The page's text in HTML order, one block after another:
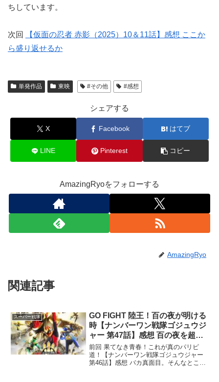
ちしています。
次回
【仮面の忍者 赤影（2025）10＆11話】感想 ここか
ら盛り返せるか
単発作品 東映 #その他 #感想
シェアする
X Facebook はてブ
LINE Pinterest コピー
AmazingRyoをフォローする
AmazingRyo
関連記事
スーパー戦隊
GO FIGHT 陸王！百の夜が明ける
時【ナンバーワン戦隊ゴジュウジ
ャー 第47話】感想 百の夜を超え
て
前回 果てなき青春！これが真のパリピ
道！【ナンバーワン戦隊ゴジュウジャー
第46話】感想 バカ真面目。そんなところ